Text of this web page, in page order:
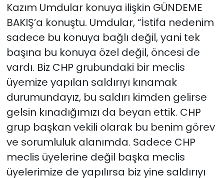
Kazım Umdular konuya ilişkin GÜNDEME
BAKIŞ’a konuştu. Umdular, “İstifa nedenim
sadece bu konuya bağlı değil, yani tek
başına bu konuya özel değil, öncesi de
vardı. Biz CHP grubundaki bir meclis
üyemize yapılan saldırıyı kınamak
durumundayız, bu saldırı kimden gelirse
gelsin kınadığımızı da beyan ettik. CHP
grup başkan vekili olarak bu benim görev
ve sorumluluk alanımda. Sadece CHP
meclis üyelerine değil başka meclis
üyelerimize de yapılırsa biz yine saldırıyı